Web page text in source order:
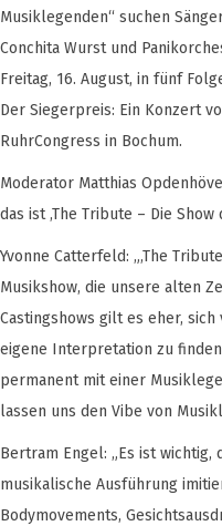
Musiklegenden“ suchen
Conchita Wurst und
Freitag, 16. August, in fünf
Der Siegerpreis: Ein Konzert
RuhrCongress in Bochum.
Moderator Matthias
das ist ‚The Tribute – Die
Yvonne Catterfeld: „‚The
Musikshow, die unsere alten
Castingshows gilt es eher,
eigene Interpretation zu
permanent mit einer
lassen uns den Vibe von
Bertram Engel: „Es ist wichtig,
musikalische Ausführung
Bodymovements,